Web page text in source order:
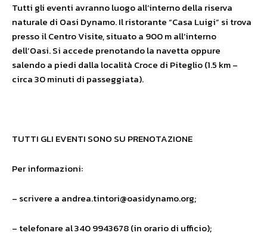
Tutti gli eventi avranno luogo all’interno della riserva
naturale di Oasi Dynamo. Il ristorante “Casa Luigi” si trova
presso il Centro Visite, situato a 900 m all’interno
dell’Oasi. Si accede prenotando la navetta oppure
salendo a piedi dalla località Croce di Piteglio (1.5 km –
circa 30 minuti di passeggiata).
TUTTI GLI EVENTI SONO SU PRENOTAZIONE
Per informazioni:
– scrivere a andrea.tintori@oasidynamo.org;
– telefonare al 340 9943678 (in orario di ufficio);